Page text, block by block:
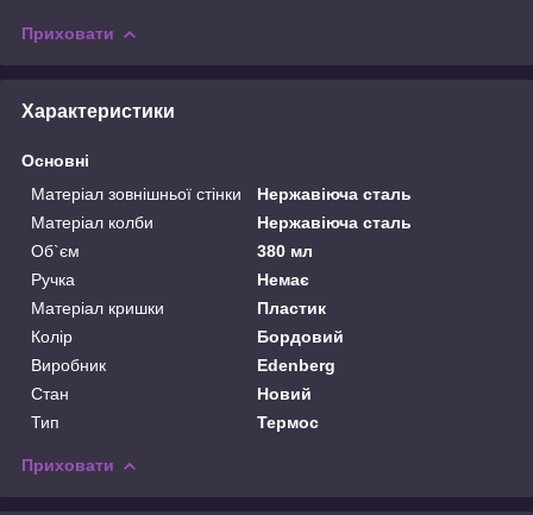
Приховати
Характеристики
Основні
Матеріал зовнішньої стінки
Нержавіюча сталь
Матеріал колби
Нержавіюча сталь
Об`єм
380 мл
Ручка
Немає
Матеріал кришки
Пластик
Колір
Бордовий
Виробник
Edenberg
Стан
Новий
Тип
Термос
Приховати